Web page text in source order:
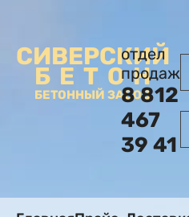
СИВЕРСКИЙ
БЕТОН
БЕТОННЫЙ ЗАВОД
отдел
продаж
8 812
467
39 41